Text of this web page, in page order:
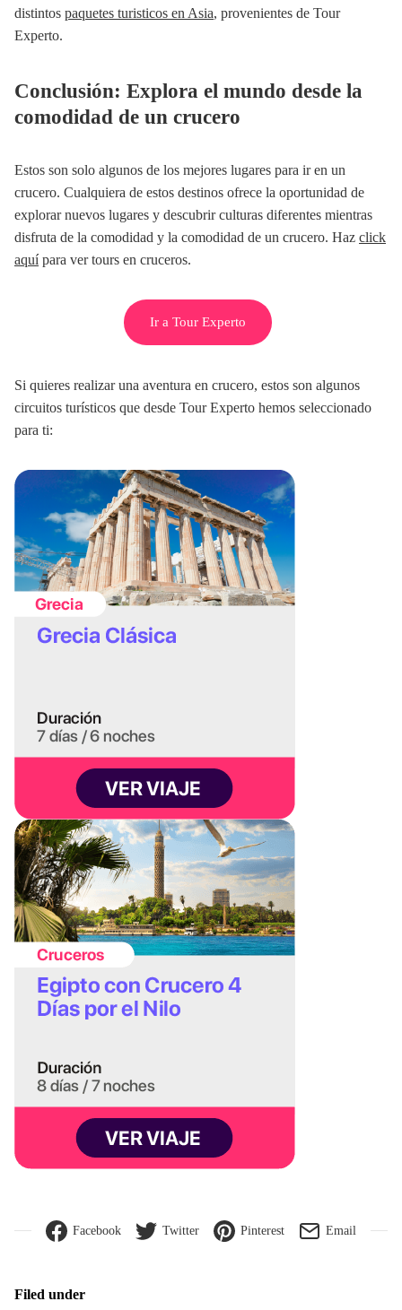
distintos paquetes turisticos en Asia, provenientes de Tour
Experto.
Conclusión: Explora el mundo desde la
comodidad de un crucero
Estos son solo algunos de los mejores lugares para ir en un
crucero. Cualquiera de estos destinos ofrece la oportunidad de
explorar nuevos lugares y descubrir culturas diferentes mientras
disfruta de la comodidad y la comodidad de un crucero. Haz click
aquípara ver tours en cruceros.
Ir a Tour Experto
Si quieres realizar una aventura en crucero, estos son algunos
circuitos turísticos que desde Tour Experto hemos seleccionado
para ti:
Facebook Twitter Pinterest Email
Filed under